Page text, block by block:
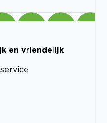
en vriendelijk